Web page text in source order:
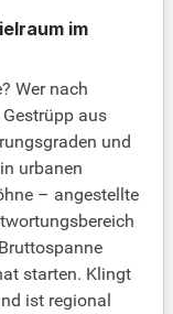
im
Wer nach
aus
und
urbanen
– angestellte
starten. Klingt
ist regional